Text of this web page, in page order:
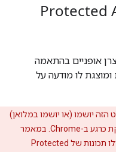
אופניים בהתאמה
לו מודעה על
יושמו (או יושמו במלואן)
מוסבר אילו תכונות של Protected